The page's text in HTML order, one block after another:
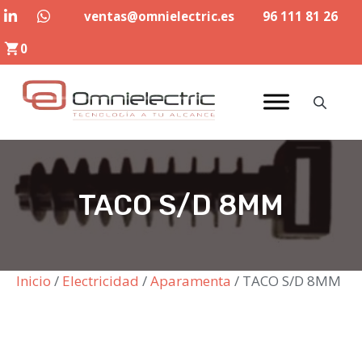
Saltar
contenido
ventas@omnielectric.es
96 111 81 26
0
TACO S/D 8MM
Inicio / Electricidad /Aparamenta / TACO S/D 8MM